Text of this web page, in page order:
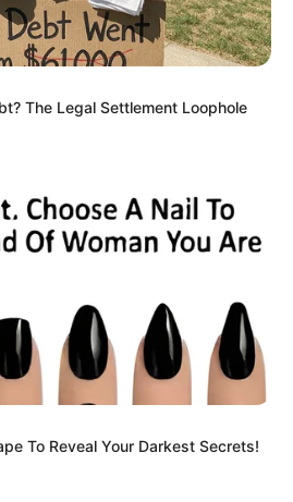
That The Bible Forbids:
is the secret to feeling your
The Legal Settlement Loophole
To Reveal Your Darkest Secrets!